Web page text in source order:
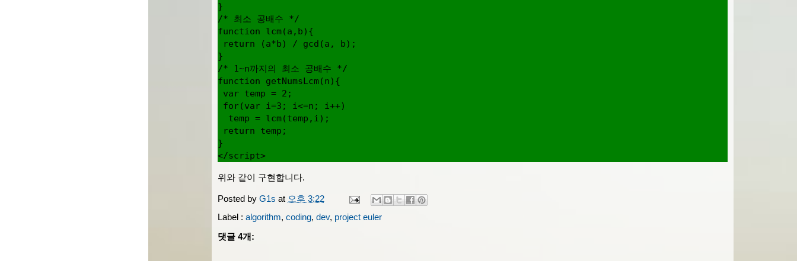
}
/* 최소 공배수 */
function lcm(a,b){
return (a*b) / gcd(a, b);
}
/* 1~n까지의 최소 공배수 */
function getNumsLcm(n){
var temp = 2;
for(var i=3; i<=n; i++)
  temp = lcm(temp,i);
return temp;
}
위와 같이 구현합니다.
Posted by G1s at 오후 3:22
Label : algorithm, coding, dev, project euler
댓글 4개: